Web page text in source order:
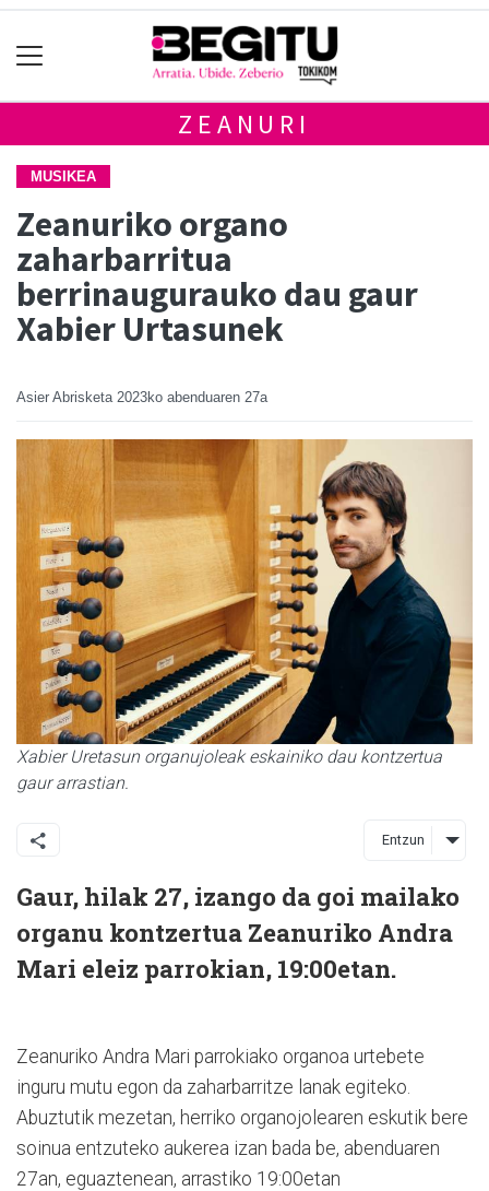
ZEANURI
MUSIKEA
Zeanuriko organo
zaharbarritua
berrinaugurauko dau gaur
Xabier Urtasunek
Asier Abrisketa 2023ko abenduaren 27a
Xabier Uretasun organujoleak eskainiko dau kontzertua
gaur arrastian.
Entzun
Gaur, hilak 27, izango da goi mailako
organu kontzertua Zeanuriko Andra
Mari eleiz parrokian, 19:00etan.
Zeanuriko Andra Mari parrokiako organoa urtebete
inguru mutu egon da zaharbarritze lanak egiteko.
Abuztutik mezetan, herriko organojolearen eskutik bere
soinua entzuteko aukerea izan bada be, abenduaren
27an, eguaztenean, arrastiko 19:00etan